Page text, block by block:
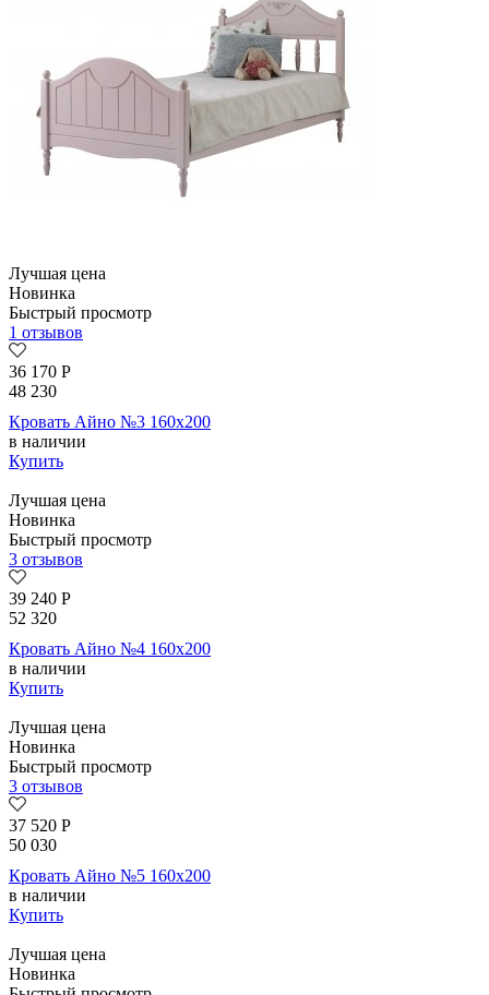
Лучшая цена
Новинка
Быстрый просмотр
1 отзывов
36 170 Р
48 230
Кровать Айно №3 160х200
в наличии
Купить
Лучшая цена
Новинка
Быстрый просмотр
3 отзывов
39 240 Р
52 320
Кровать Айно №4 160х200
в наличии
Купить
Лучшая цена
Новинка
Быстрый просмотр
3 отзывов
37 520 Р
50 030
Кровать Айно №5 160х200
в наличии
Купить
Лучшая цена
Новинка